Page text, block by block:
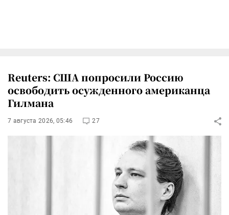
Reuters: США попросили Россию
освободить осужденного американца
Гилмана
7 августа 2026, 05:46 27